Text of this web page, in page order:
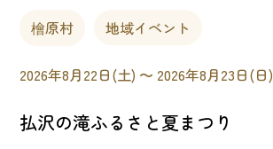
檜原村 地域イベント
2026年8月22日(土) 〜 2026年8月23日(日)
払沢の滝ふるさと夏まつり